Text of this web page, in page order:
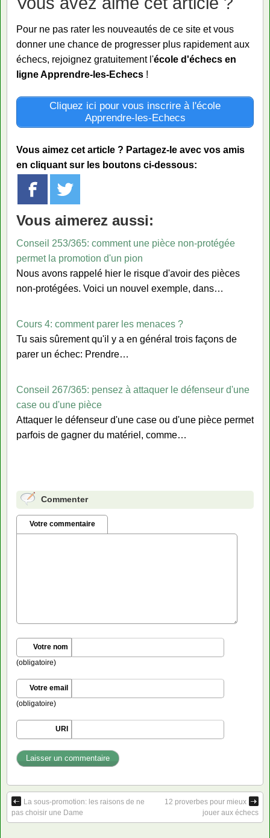
Pour ne pas rater les nouveautés de ce site et vous
donner une chance de progresser plus rapidement aux
échecs, rejoignez gratuitement l'école d'échecs en
ligne Apprendre-les-Echecs !
Cliquez ici pour vous inscrire à l'école
Apprendre-les-Echecs
Vous aimez cet article ? Partagez-le avec vos amis
en cliquant sur les boutons ci-dessous:
Vous aimerez aussi:
Conseil 253/365: comment une pièce non-protégée
permet la promotion d'un pion
Nous avons rappelé hier le risque d'avoir des pièces
non-protégées. Voici un nouvel exemple, dans…
Cours 4: comment parer les menaces ?
Tu sais sûrement qu'il y a en général trois façons de
parer un échec: Prendre…
Conseil 267/365: pensez à attaquer le défenseur d'une
case ou d'une pièce
Attaquer le défenseur d'une case ou d'une pièce permet
parfois de gagner du matériel, comme…
Commenter
Votre commentaire
Votre nom
(obligatoire)
Votre email
(obligatoire)
URI
La sous-promotion: les raisons de ne
pas choisir une Dame
12 proverbes pour mieux
jouer aux échecs